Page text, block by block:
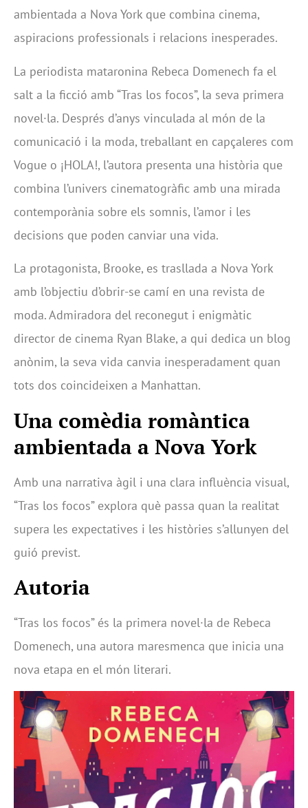
ambientada a Nova York que combina cinema,
aspiracions professionals i relacions inesperades.
La periodista mataronina Rebeca Domenech fa el
salt a la ficció amb “Tras los focos”, la seva primera
novel·la. Després d’anys vinculada al món de la
comunicació i la moda, treballant en capçaleres com
Vogue o ¡HOLA!, l’autora presenta una història que
combina l’univers cinematogràfic amb una mirada
contemporània sobre els somnis, l’amor i les
decisions que poden canviar una vida.
La protagonista, Brooke, es trasllada a Nova York
amb l’objectiu d’obrir-se camí en una revista de
moda. Admiradora del reconegut i enigmàtic
director de cinema Ryan Blake, a qui dedica un blog
anònim, la seva vida canvia inesperadament quan
tots dos coincideixen a Manhattan.
Una comèdia romàntica
ambientada a Nova York
Amb una narrativa àgil i una clara influència visual,
“Tras los focos” explora què passa quan la realitat
supera les expectatives i les històries s’allunyen del
guió previst.
Autoria
“Tras los focos” és la primera novel·la de Rebeca
Domenech, una autora maresmenca que inicia una
nova etapa en el món literari.